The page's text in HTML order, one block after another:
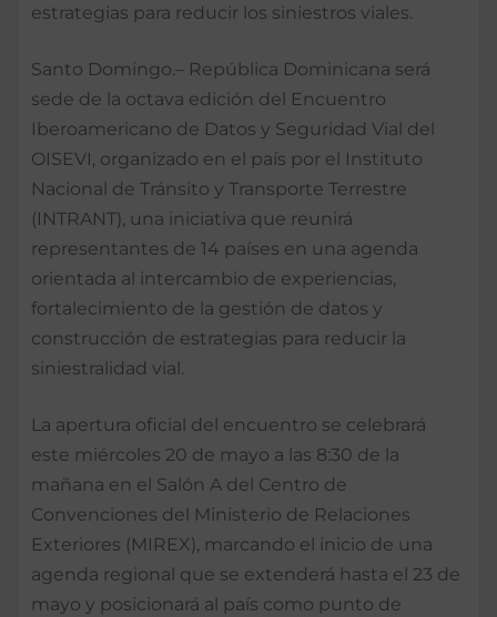
estrategias para reducir los siniestros viales.
Santo Domingo.– República Dominicana será
sede de la octava edición del Encuentro
Iberoamericano de Datos y Seguridad Vial del
OISEVI, organizado en el país por el Instituto
Nacional de Tránsito y Transporte Terrestre
(INTRANT), una iniciativa que reunirá
representantes de 14 países en una agenda
orientada al intercambio de experiencias,
fortalecimiento de la gestión de datos y
construcción de estrategias para reducir la
siniestralidad vial.
La apertura oficial del encuentro se celebrará
este miércoles 20 de mayo a las 8:30 de la
mañana en el Salón A del Centro de
Convenciones del Ministerio de Relaciones
Exteriores (MIREX), marcando el inicio de una
agenda regional que se extenderá hasta el 23 de
mayo y posicionará al país como punto de